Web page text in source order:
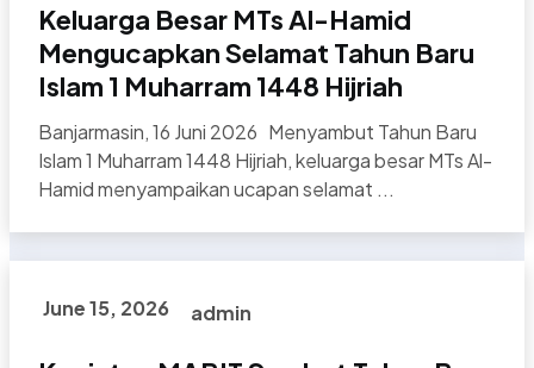
Keluarga Besar MTs Al-Hamid
Mengucapkan Selamat Tahun Baru
Islam 1 Muharram 1448 Hijriah
Banjarmasin, 16 Juni 2026 Menyambut Tahun Baru
Islam 1 Muharram 1448 Hijriah, keluarga besar MTs Al-
Hamid menyampaikan ucapan selamat ...
June 15, 2026 admin